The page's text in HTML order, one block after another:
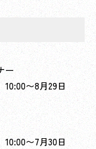
ー
〜8月29日
10:00〜7月30日